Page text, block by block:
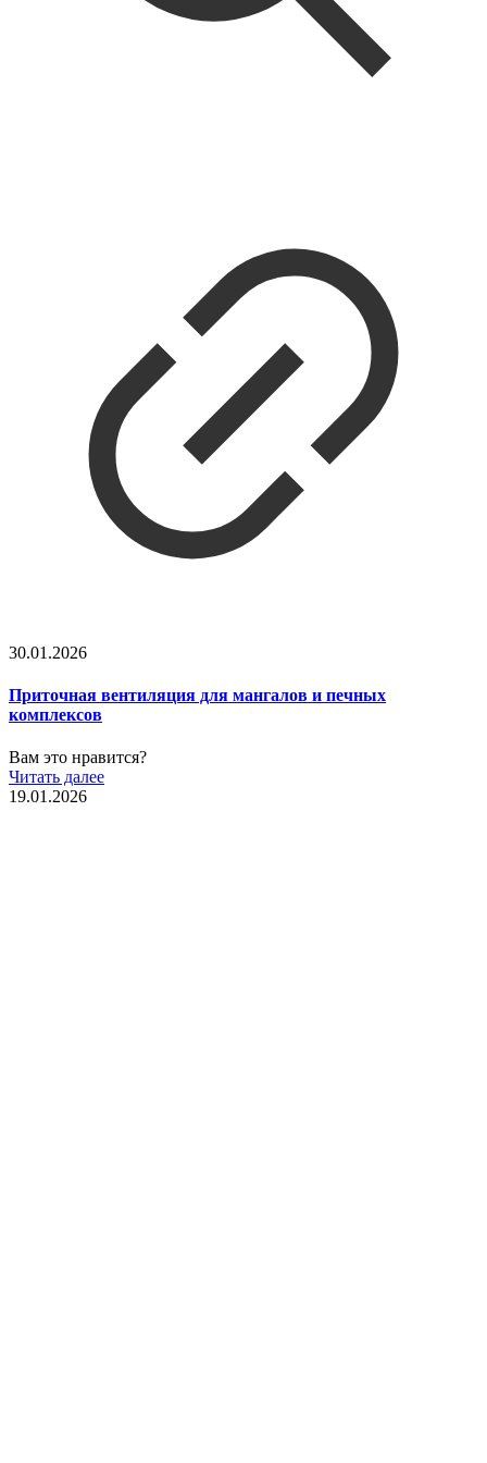
30.01.2026
Приточная вентиляция для мангалов и печных
комплексов
Вам это нравится?
Читать далее
19.01.2026